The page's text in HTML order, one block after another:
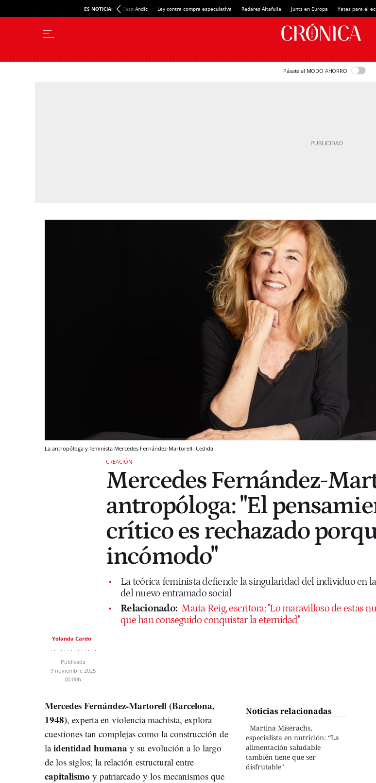
ES NOTICIA: Caso Andic Ley contra compra especulativa Radares Altafulla Junts en Europa Yates para el
Pásate al MODO AHORRO
La antropóloga y feminista Mercedes Fernández-Martorell Cedida
CREACIÓN
Mercedes Fernández-
antropóloga: "El
crítico es rechazado
incómodo"
La teórica feminista defiende la singularidad del individuo en
del nuevo entramado social
Relacionado: Maria Reig, escritora: "Lo maravilloso de estas
que han conseguido conquistar la eternidad"
Yolanda Cardo
Publicada
9 noviembre 2025
00:00h
Noticias relacionadas
Martina Miserachs,
especialista en nutrición: “La
alimentación saludable
también tiene que ser
disfrutable"
Mercedes Fernández-Martorell (Barcelona,
1948), experta en violencia machista, explora
cuestiones tan complejas como la construcción de
laidentidad humana y su evolución a lo largo
de los siglos; la relación estructural entre
capitalismo y patriarcado y los mecanismos que